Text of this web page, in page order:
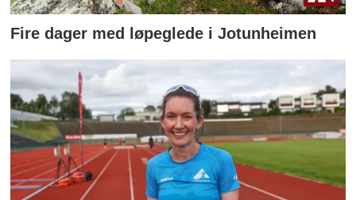
Fire dager med løpeglede i Jotunheimen